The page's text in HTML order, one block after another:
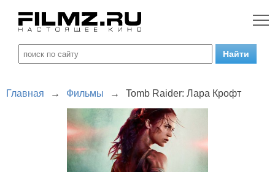
Главная → Фильмы → Tomb Raider: Лара Крофт